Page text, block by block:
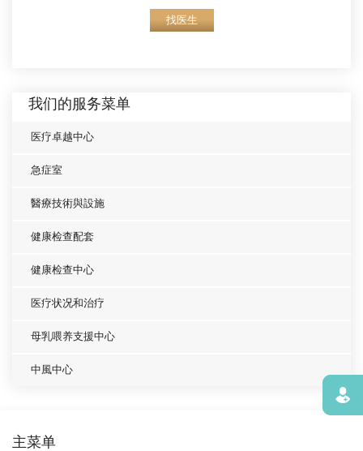
找医生
我们的服务菜单
医疗卓越中心
急症室
醫療技術與設施
健康检查配套
健康检查中心
医疗状况和治疗
母乳喂养支援中心
中風中心
主菜单
寻找